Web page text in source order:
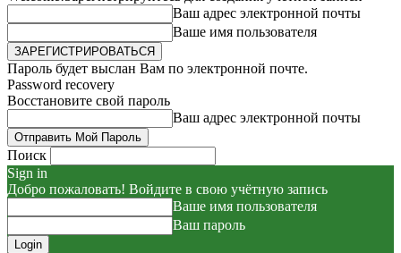
Ваш адрес электронной почты
Ваше имя пользователя
Пароль будет выслан Вам по электронной почте.
Password recovery
Восстановите свой пароль
Ваш адрес электронной почты
Поиск
Sign in
Добро пожаловать! Войдите в свою учётную запись
Ваше имя пользователя
Ваш пароль